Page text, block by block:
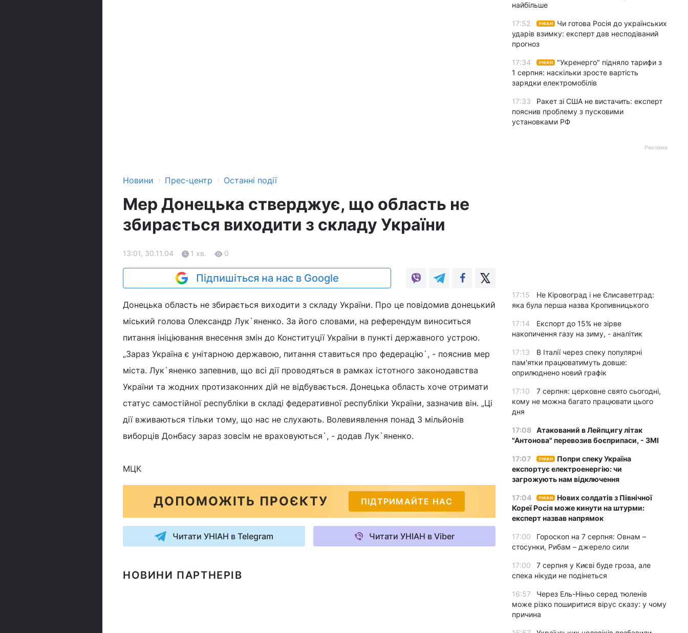
Новини › Прес-центр › Останні події
Мер Донецька стверджує, що область не
збирається виходити з складу України
13:01, 30.11.04 1 хв. 0
Підпишіться на нас в Google
Донецька область не збирається виходити з складу України. Про це повідомив донецький
міський голова Олександр Лук`яненко. За його словами, на референдум виноситься
питання ініціювання внесення змін до Конституції України в пункті державного устрою.
„Зараз Україна є унітарною державою, питання ставиться про федерацію`, - пояснив мер
міста. Лук`яненко запевнив, що всі дії проводяться в рамках істотного законодавства
України та жодних протизаконних дій не відбувається. Донецька область хоче отримати
статус самостійної республіки в складі федеративної республіки України, зазначив він. „Ці
дії вживаються тільки тому, що нас не слухають. Волевиявлення понад 3 мільйонів
виборців Донбасу зараз зовсім не враховуються`, - додав Лук`яненко.
МЦК
ДОПОМОЖІТЬ ПРОЄКТУ ПІДТРИМАЙТЕ НАС
Читати УНІАН в Telegram Читати УНІАН в Viber
НОВИНИ ПАРТНЕРІВ
найбільше
17:52 УНІАН
Чи готова Росія до українських
ударів взимку: експерт дав несподіваний
прогноз
17:34 УНІАН
"Укренерго" підняло тарифи з
1 серпня: наскільки зросте вартість
зарядки електромобілів
17:33
Ракет зі США не вистачить: експерт
пояснив проблему з пусковими
установками РФ
Реклама
17:15
Не Кіровоград і не Єлисаветград:
яка була перша назва Кропивницького
17:14
Експорт до 15% не зірве
накопичення газу на зиму, - аналітик
17:13
В Італії через спеку популярні
пам'ятки працюватимуть довше:
оприлюднено новий графік
17:10
7 серпня: церковне свято сьогодні,
кому не можна багато працювати цього
дня
17:08 Атакований в Лейпцигу літак
"Антонова" перевозив боєприпаси, - ЗМІ
17:07 УНІАН
Попри спеку Україна
експортує електроенергію: чи
загрожують нам відключення
17:04 УНІАН
Нових солдатів з Північної
Кореї Росія може кинути на штурми:
експерт назвав напрямок
17:00
Гороскоп на 7 серпня: Овнам –
стосунки, Рибам – джерело сили
17:00
7 серпня у Києві буде гроза, але
спека нікуди не подінеться
16:57
Через Ель-Ніньо серед тюленів
може різко поширитися вірус сказу: у чому
причина